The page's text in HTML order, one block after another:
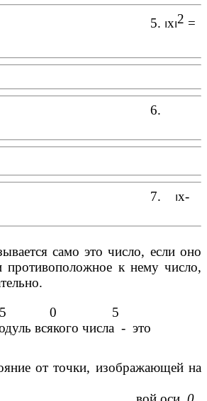
⏐х⏐2 =
⏐х-
само это число, если оно
противоположное к нему число,
5 0 5
всякого числа - это
от точки, изображающей на